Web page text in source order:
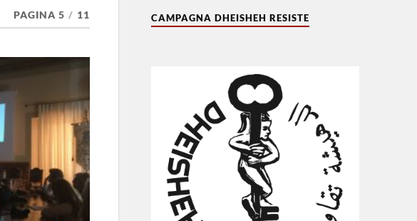
PAGINA 5 / 11 CAMPAGNA DHEISHEH RESISTE